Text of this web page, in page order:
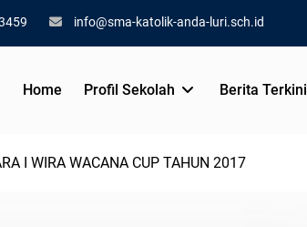
info@sma-katolik-anda-luri.sch.id
Home Profil Sekolah Berita Terkini
I WIRA WACANA CUP TAHUN 2017